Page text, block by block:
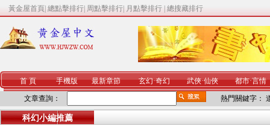
黃金屋首頁 總點擊排行 周點擊排行 月點擊排行 總搜藏排行
首 頁 手機版 最新章節 玄幻·奇幻 武俠·仙俠 都市·言情
文章查詢： 熱門關鍵字：
科幻小編推薦